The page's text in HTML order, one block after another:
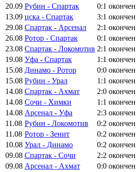
20.09 Рубин - Спартак 0:1 окончен
13.09 цска - Спартак 3:1 окончен
29.08 Спартак - Арсенал 2:1 окончен
26.08 Ротор - Спартак 0:1 окончен
23.08 Спартак - Локомотив 2:1 окончен
19.08 Уфа - Спартак 1:1 окончен
15.08 Динамо - Ротор 0:0 окончен
15.08 Рубин - Урал 1:1 окончен
14.08 Спартак - Ахмат 2:0 окончен
14.08 Сочи - Химки 1:1 окончен
14.08 Арсенал - Уфа 2:3 окончен
11.08 Рубин - Локомотив 0:2 окончен
11.08 Ротор - Зенит 0:2 окончен
10.08 Урал - Динамо 0:2 окончен
09.08 Спартак - Сочи 2:2 окончен
09.08 Арсенал - Ахмат 0:0 окончен